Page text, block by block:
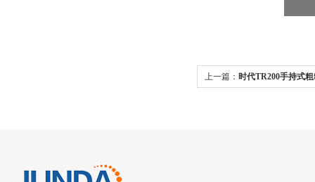
上一篇： 时代TR200手持式